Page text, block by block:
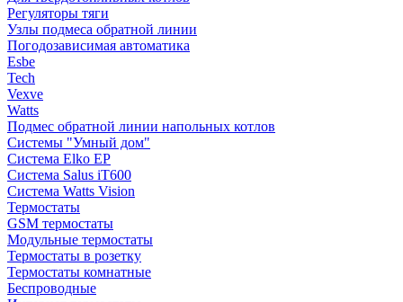
Регуляторы тяги
Узлы подмеса обратной линии
Погодозависимая автоматика
Esbe
Tech
Vexve
Watts
Подмес обратной линии напольных котлов
Системы "Умный дом"
Система Elko EP
Система Salus iT600
Система Watts Vision
Термостаты
GSM термостаты
Модульные термостаты
Термостаты в розетку
Термостаты комнатные
Беспроводные